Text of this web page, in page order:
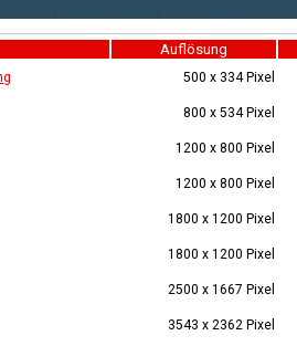
Auflösung
500 x 334 Pixel
800 x 534 Pixel
1200 x 800 Pixel
1200 x 800 Pixel
1800 x 1200 Pixel
1800 x 1200 Pixel
2500 x 1667 Pixel
3543 x 2362 Pixel